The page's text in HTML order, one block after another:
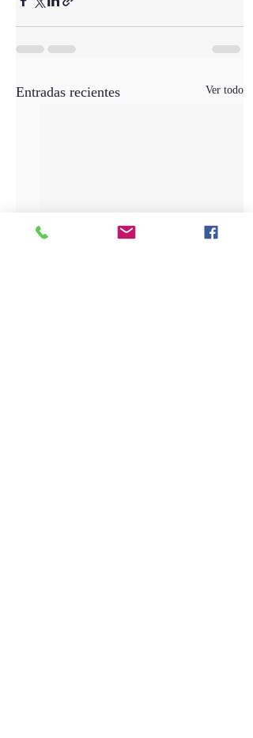
Entradas recientes Ver todo